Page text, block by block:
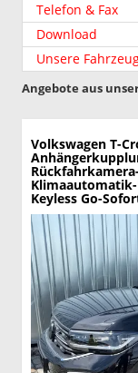
Telefon & Fax
Download
Unsere
Angebote aus
Volkswagen T-
Klimaautomatik-
Keyless Go-